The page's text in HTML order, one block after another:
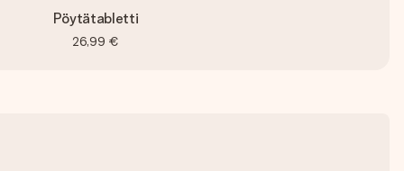
Pöytätabletti
26,99 €